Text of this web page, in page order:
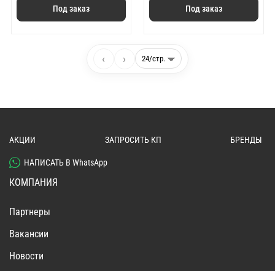
Под заказ Под заказ
‹ ›
АКЦИИ ЗАПРОСИТЬ КП БРЕНДЫ
НАПИСАТЬ В WhatsApp
КОМПАНИЯ
Партнеры
Вакансии
Новости